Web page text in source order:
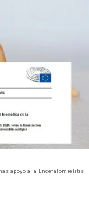
apoyo a la Encefalomielitis